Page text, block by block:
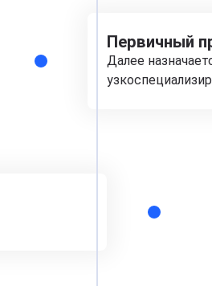
Первичный
Далее